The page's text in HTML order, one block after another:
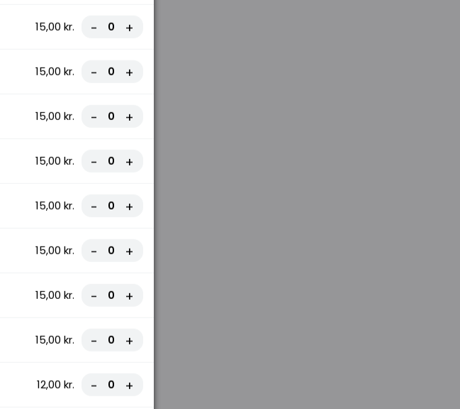
15,00 kr. - +
15,00 kr. - +
15,00 kr. - +
15,00 kr. - +
15,00 kr. - +
15,00 kr. - +
15,00 kr. - +
15,00 kr. - +
12,00 kr. - +